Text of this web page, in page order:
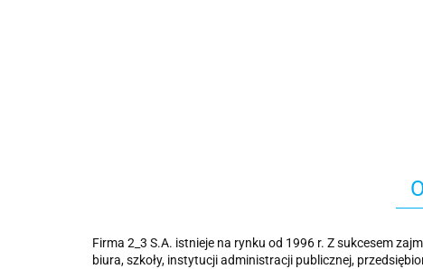
Firma 2_3 S.A. istnieje na rynku od 1996 r. Z sukcesem
biura, szkoły, instytucji administracji publicznej,